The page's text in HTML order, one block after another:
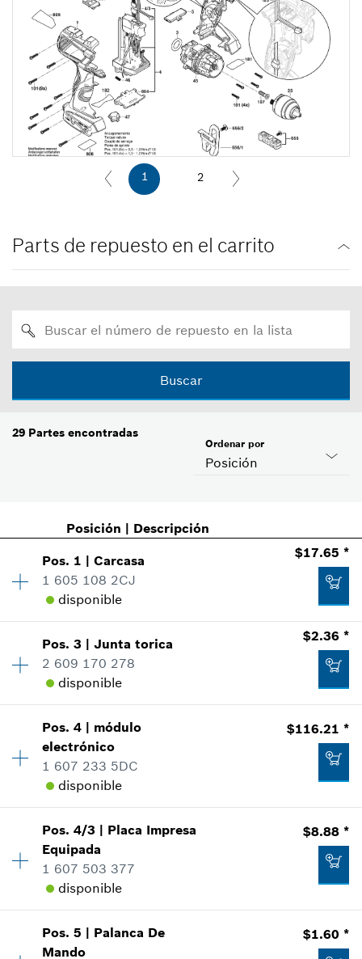
1 2
Parts de repuesto en el carrito
Buscar
29 Partes encontradas
Posición
Ordenar por
Posición | Descripción
Pos. 1 |Carcasa
1 605 108 2CJ
disponible
$17.65 *
Cantidad 1
Precio grupal:28
Información sobre recambios
Donde usado
Mostrar en figura
$17.65 *
* Todos los precios incluyen IVA
Pos.3 |Junta torica
2 609 170 278
disponible
$2.36 *
Cantidad 1
Precio grupal
Información sobre recambios
Donde usado
Mostrar en figura
$2.36 *
Todos los precios incluyen IVA
Pos.4 | módulo
electrónico
1 607 233 5DC
disponible
$116.21 *
Precio grupal:46
Información sobre recambios
Donde usado
Pos.4/3 | Placa Impresa
Equipada
1 607 503 377
disponible
$8.88 *
Cantidad 1
Precio grupal
Pos.5 | Palanca De
Mando
$1.60 *